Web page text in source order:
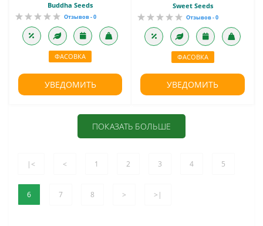
Buddha Seeds
Отзывов - 0
ФАСОВКА
УВЕДОМИТЬ
Sweet Seeds
Отзывов - 0
ФАСОВКА
УВЕДОМИТЬ
ПОКАЗАТЬ БОЛЬШЕ
|< < 1 2 3 4 5
6 7 8 > >|